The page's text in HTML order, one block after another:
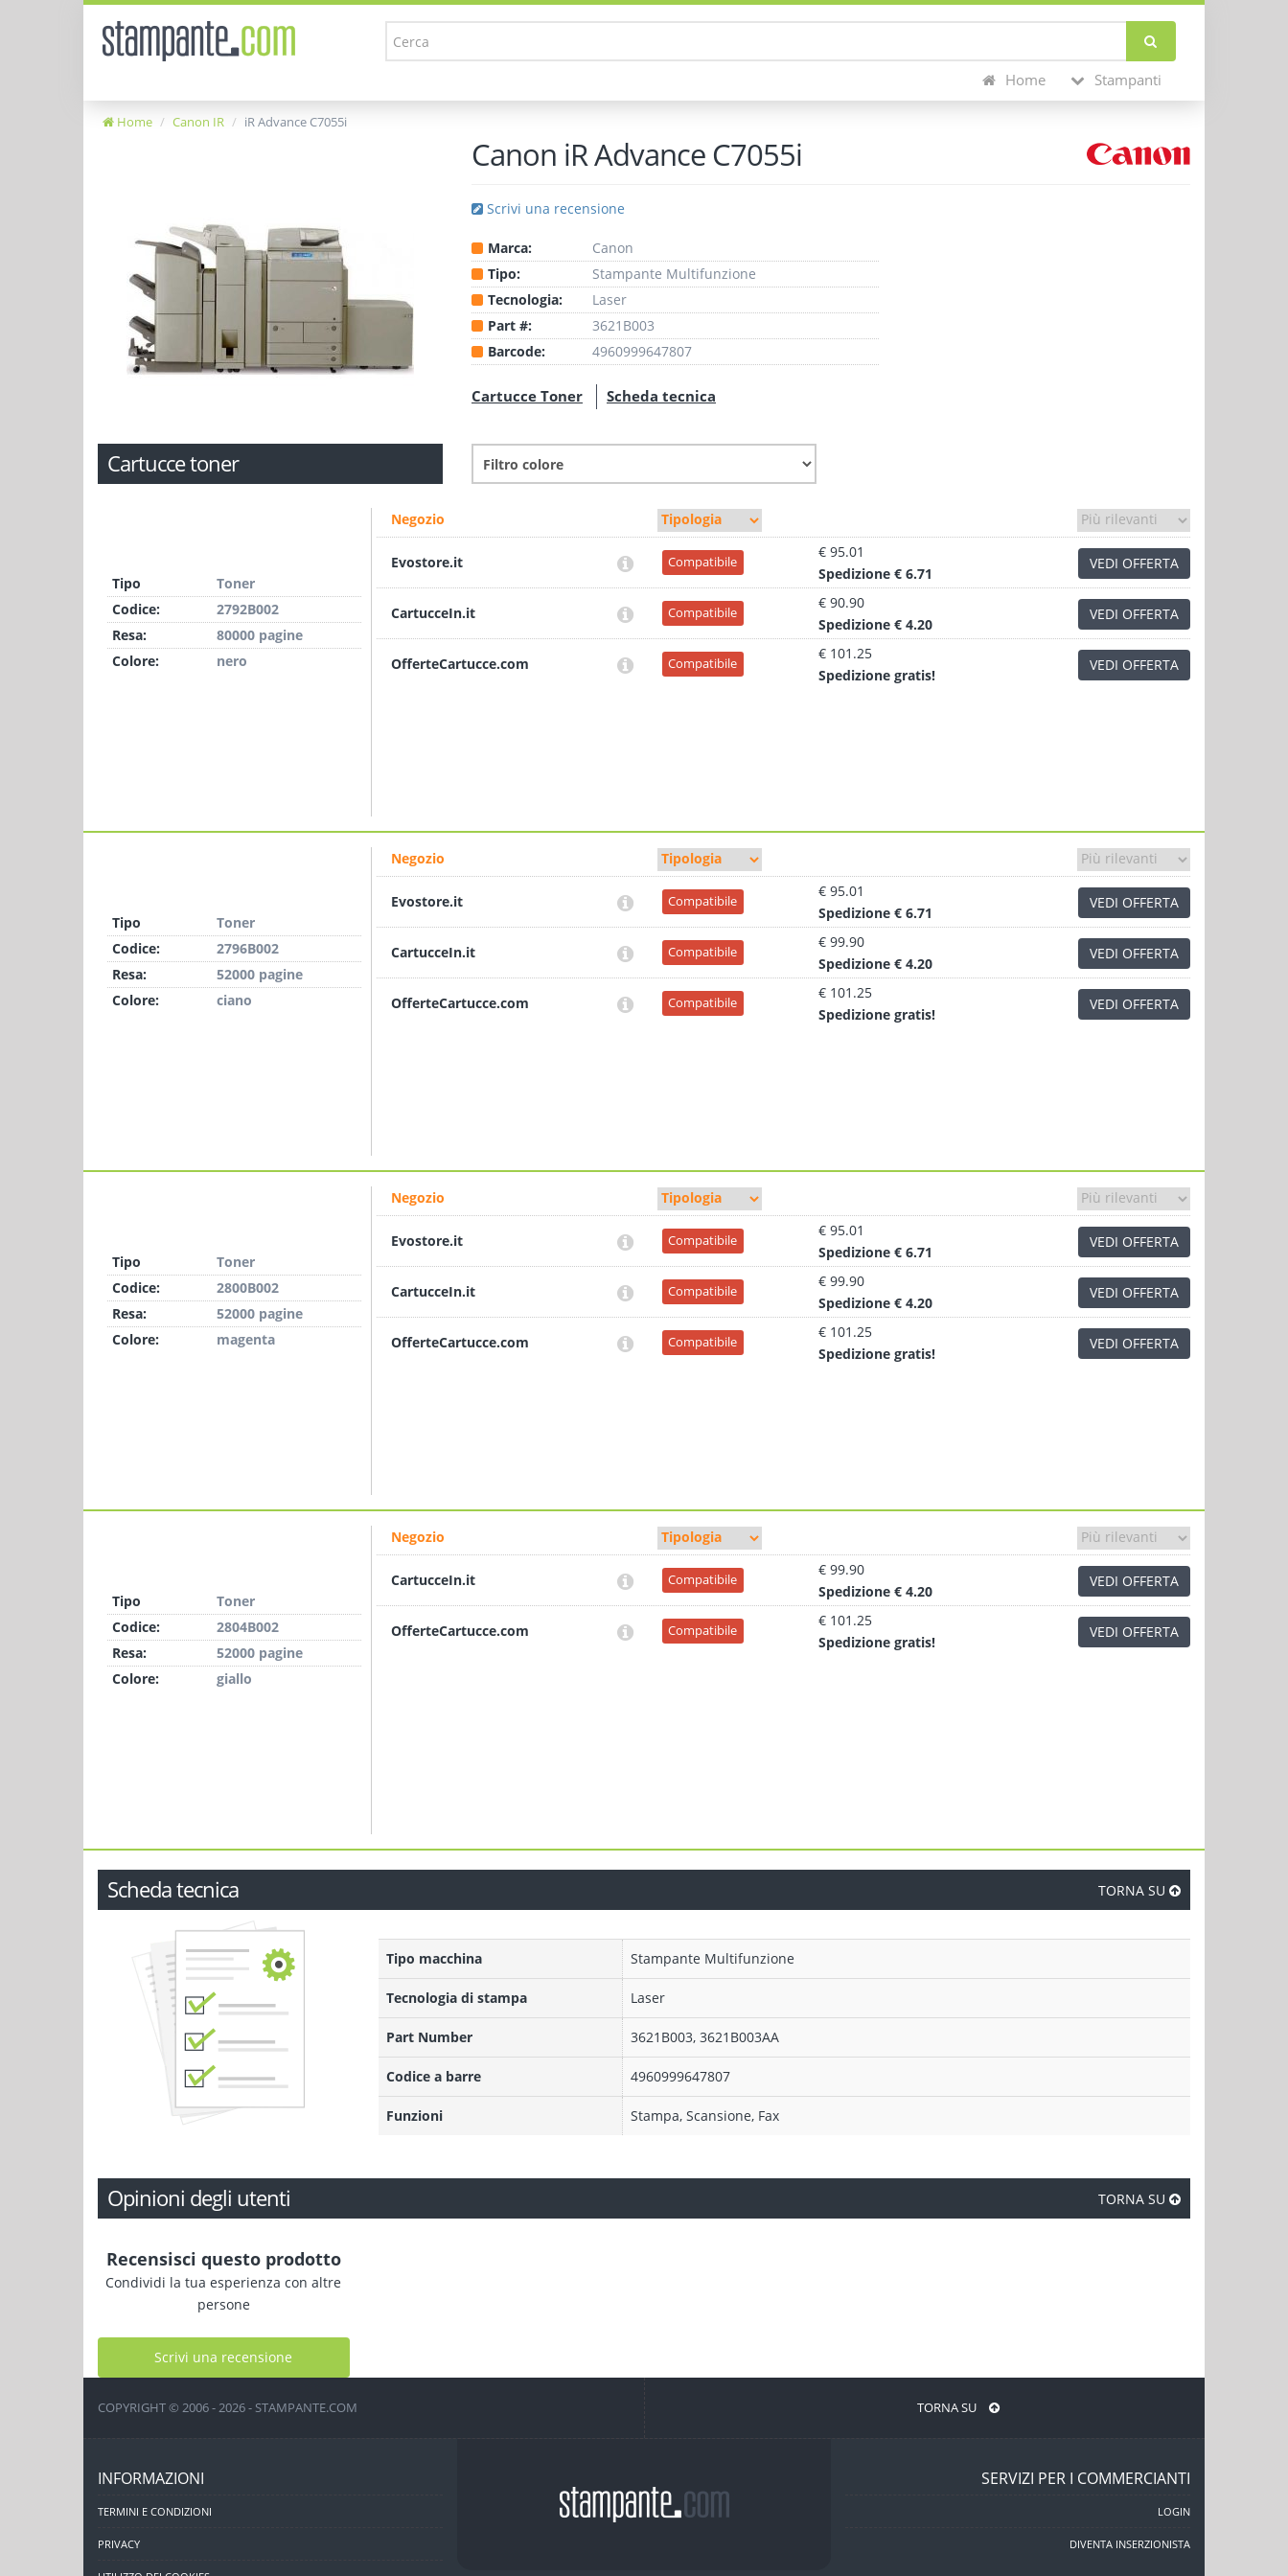
Home Stampanti
Home Canon IR iR Advance C7055i
Canon iR Advance C7055i
Scrivi una recensione
Marca:
Canon
Tipo:
Stampante Multifunzione
Tecnologia:
Laser
Part #:
3621B003
Barcode:
4960999647807
Cartucce Toner Scheda tecnica
Cartucce toner
Tipo
Toner
Codice:
2792B002
Resa:
80000 pagine
Colore:
nero
Negozio
Evostore.it Compatibile
€ 95.01
Spedizione € 6.71
VEDI OFFERTA
CartucceIn.it Compatibile
€ 90.90
Spedizione € 4.20
VEDI OFFERTA
OfferteCartucce.com Compatibile
€ 101.25
Spedizione gratis!
VEDI OFFERTA
Tipo
Toner
Codice:
2796B002
Resa:
52000 pagine
Colore:
ciano
Negozio
Evostore.it Compatibile
€ 95.01
Spedizione € 6.71
VEDI OFFERTA
CartucceIn.it Compatibile
€ 99.90
Spedizione € 4.20
VEDI OFFERTA
OfferteCartucce.com Compatibile
€ 101.25
Spedizione gratis!
VEDI OFFERTA
Tipo
Toner
Codice:
2800B002
Resa:
52000 pagine
Colore:
magenta
Negozio
Evostore.it Compatibile
€ 95.01
Spedizione € 6.71
VEDI OFFERTA
CartucceIn.it Compatibile
€ 99.90
Spedizione € 4.20
VEDI OFFERTA
OfferteCartucce.com Compatibile
€ 101.25
Spedizione gratis!
VEDI OFFERTA
Tipo
Toner
Codice:
2804B002
Resa:
52000 pagine
Colore:
giallo
Negozio
CartucceIn.it Compatibile
€ 99.90
Spedizione € 4.20
VEDI OFFERTA
OfferteCartucce.com Compatibile
€ 101.25
Spedizione gratis!
VEDI OFFERTA
Scheda tecnica TORNA SU
Tipo macchina Stampante Multifunzione
Tecnologia di stampa Laser
Part Number 3621B003, 3621B003AA
Codice a barre 4960999647807
Funzioni Stampa, Scansione, Fax
Opinioni degli utenti TORNA SU
Recensisci questo prodotto
Condividi la tua esperienza con altre
persone
Scrivi una recensione
COPYRIGHT © 2006 - 2026 - STAMPANTE.COM TORNA SU
INFORMAZIONI
TERMINI E CONDIZIONI
PRIVACY
SERVIZI PER I COMMERCIANTI
LOGIN
DIVENTA INSERZIONISTA